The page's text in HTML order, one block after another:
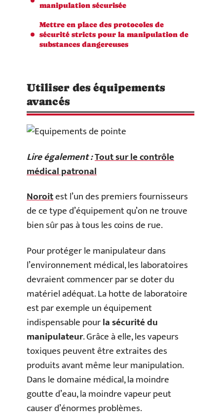
manipulation sécurisée
Mettre en place des protocoles de
sécurité stricts pour la manipulation de
substances dangereuses
Utiliser des équipements
avancés
Lire également :Tout sur le contrôle
médical patronal
Noroitest l’un des premiers fournisseurs
de ce type d’équipement qu’on ne trouve
bien sûr pas à tous les coins de rue.
Pour protéger le manipulateur dans
l’environnement médical, les laboratoires
devraient commencer par se doter du
matériel adéquat. La hotte de laboratoire
est par exemple un équipement
indispensable pourla sécurité du
manipulateur. Grâce à elle, les vapeurs
toxiques peuvent être extraites des
produits avant même leur manipulation.
Dans le domaine médical, la moindre
goutte d’eau, la moindre vapeur peut
causer d’énormes problèmes.